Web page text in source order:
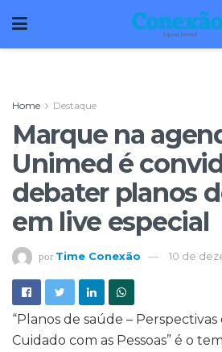
Home Destaque
Marque na
Unimed é
debater planos
em live especial
por Time Conexão 10 de
“Planos de saúde –
Cuidado com as Pessoas” é o